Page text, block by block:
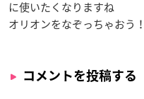
に使いたくなりますね
オリオンをなぞっちゃおう！
コメントを投稿する